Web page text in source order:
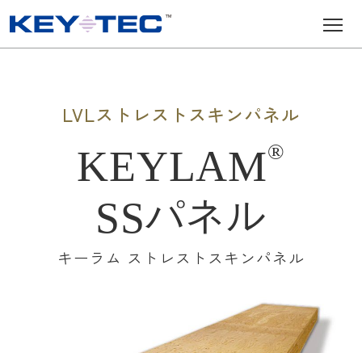
メインナビゲーション
LVLストレストスキンパネル
KEYLAM®
SSパネル
キーラム ストレストスキンパネル